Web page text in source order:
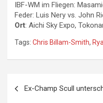
IBF-WM im Fliegen:
Feder: Luis Nery vs. John
Ort: Aichi Sky Expo,
Tags: Chris Billam-Smith,
Ex-Champ Scull